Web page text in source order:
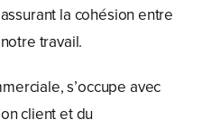
la cohésion entre
travail.
s’occupe avec
client et du